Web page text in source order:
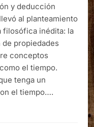
y deducción
al planteamiento
filosófica inédita: la
propiedades
conceptos
el tiempo.
tenga un
el tiempo….